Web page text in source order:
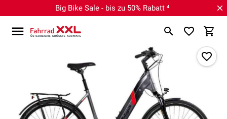
Big Bike Sale - bis zu 50% Rabatt ⁴